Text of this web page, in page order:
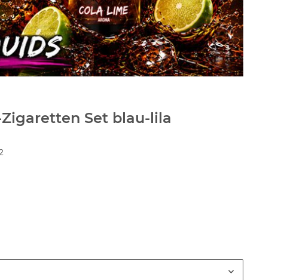
Zigaretten Set blau-lila